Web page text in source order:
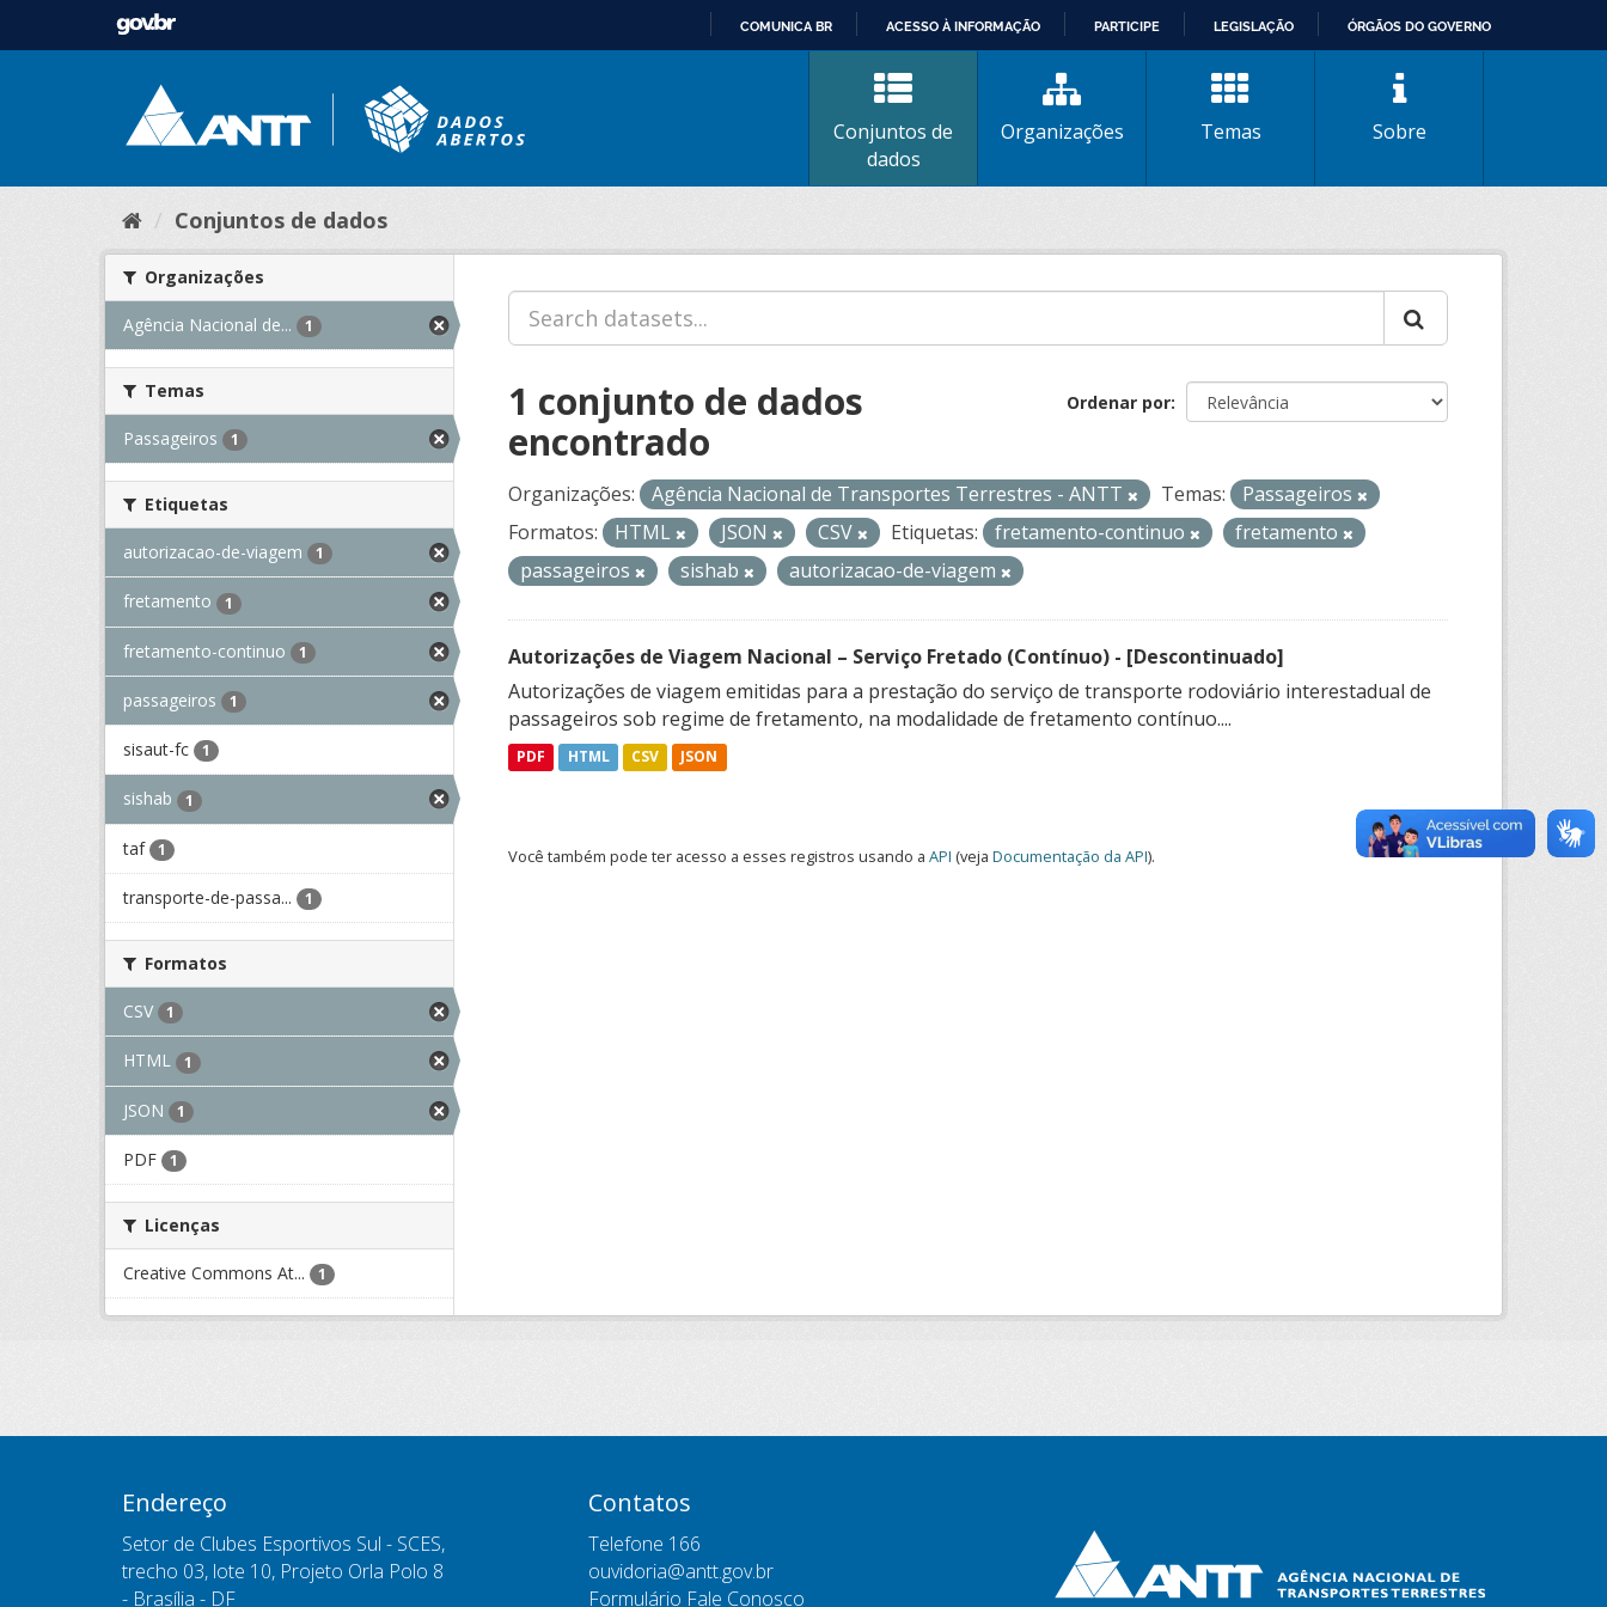
CONTEÚDO
COMUNICA BR ACESSO À INFORMAÇÃO PARTICIPE LEGISLAÇÃO ÓRGÃOS DO GOVERNO
Conjuntos de
dados
Organizações Temas Sobre
Conjuntos de dados
Organizações
Agência Nacional de... 1
Temas
Passageiros 1
Etiquetas
autorizacao-de-viagem 1
fretamento 1
fretamento-continuo 1
passageiros 1
sisaut-fc 1
sishab 1
taf 1
transporte-de-passa... 1
Formatos
CSV 1
HTML 1
JSON 1
PDF 1
Licenças
Creative Commons At... 1
Ordenar por
1 conjunto de dados
encontrado
Organizações: Agência Nacional de Transportes Terrestres - ANTT Temas:
Passageiros
Formatos:
HTML JSON CSV Etiquetas: fretamento-continuo
fretamento
passageiros
sishab autorizacao-de-viagem
Autorizações de Viagem Nacional – Serviço Fretado (Contínuo) - [Descontinuado]
Autorizações de viagem emitidas para a prestação do serviço de transporte rodoviário interestadual de
passageiros sob regime de fretamento, na modalidade de fretamento contínuo....
PDF HTML CSV JSON
Você também pode ter acesso a esses registros usando a API (veja Documentação da API).
Endereço
Setor de Clubes Esportivos Sul - SCES,
trecho 03, lote 10, Projeto Orla Polo 8
- Brasília - DF
Contatos
Telefone 166
ouvidoria@antt.gov.br
Formulário Fale Conosco